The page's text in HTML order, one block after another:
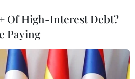
#Quan chức ngoại giao
Pakistan
Of High-Interest Debt?
Paying